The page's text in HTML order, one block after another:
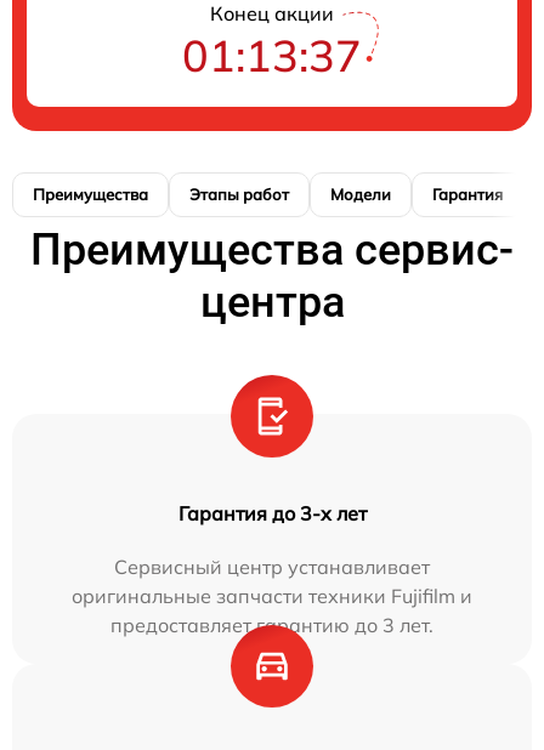
Конец акции
01:13:37
Преимущества Этапы работ Модели Гарантия
Преимущества сервис-
центра
Гарантия до 3-х лет
Сервисный центр устанавливает
оригинальные запчасти техники Fujifilm и
предоставляет гарантию до 3 лет.